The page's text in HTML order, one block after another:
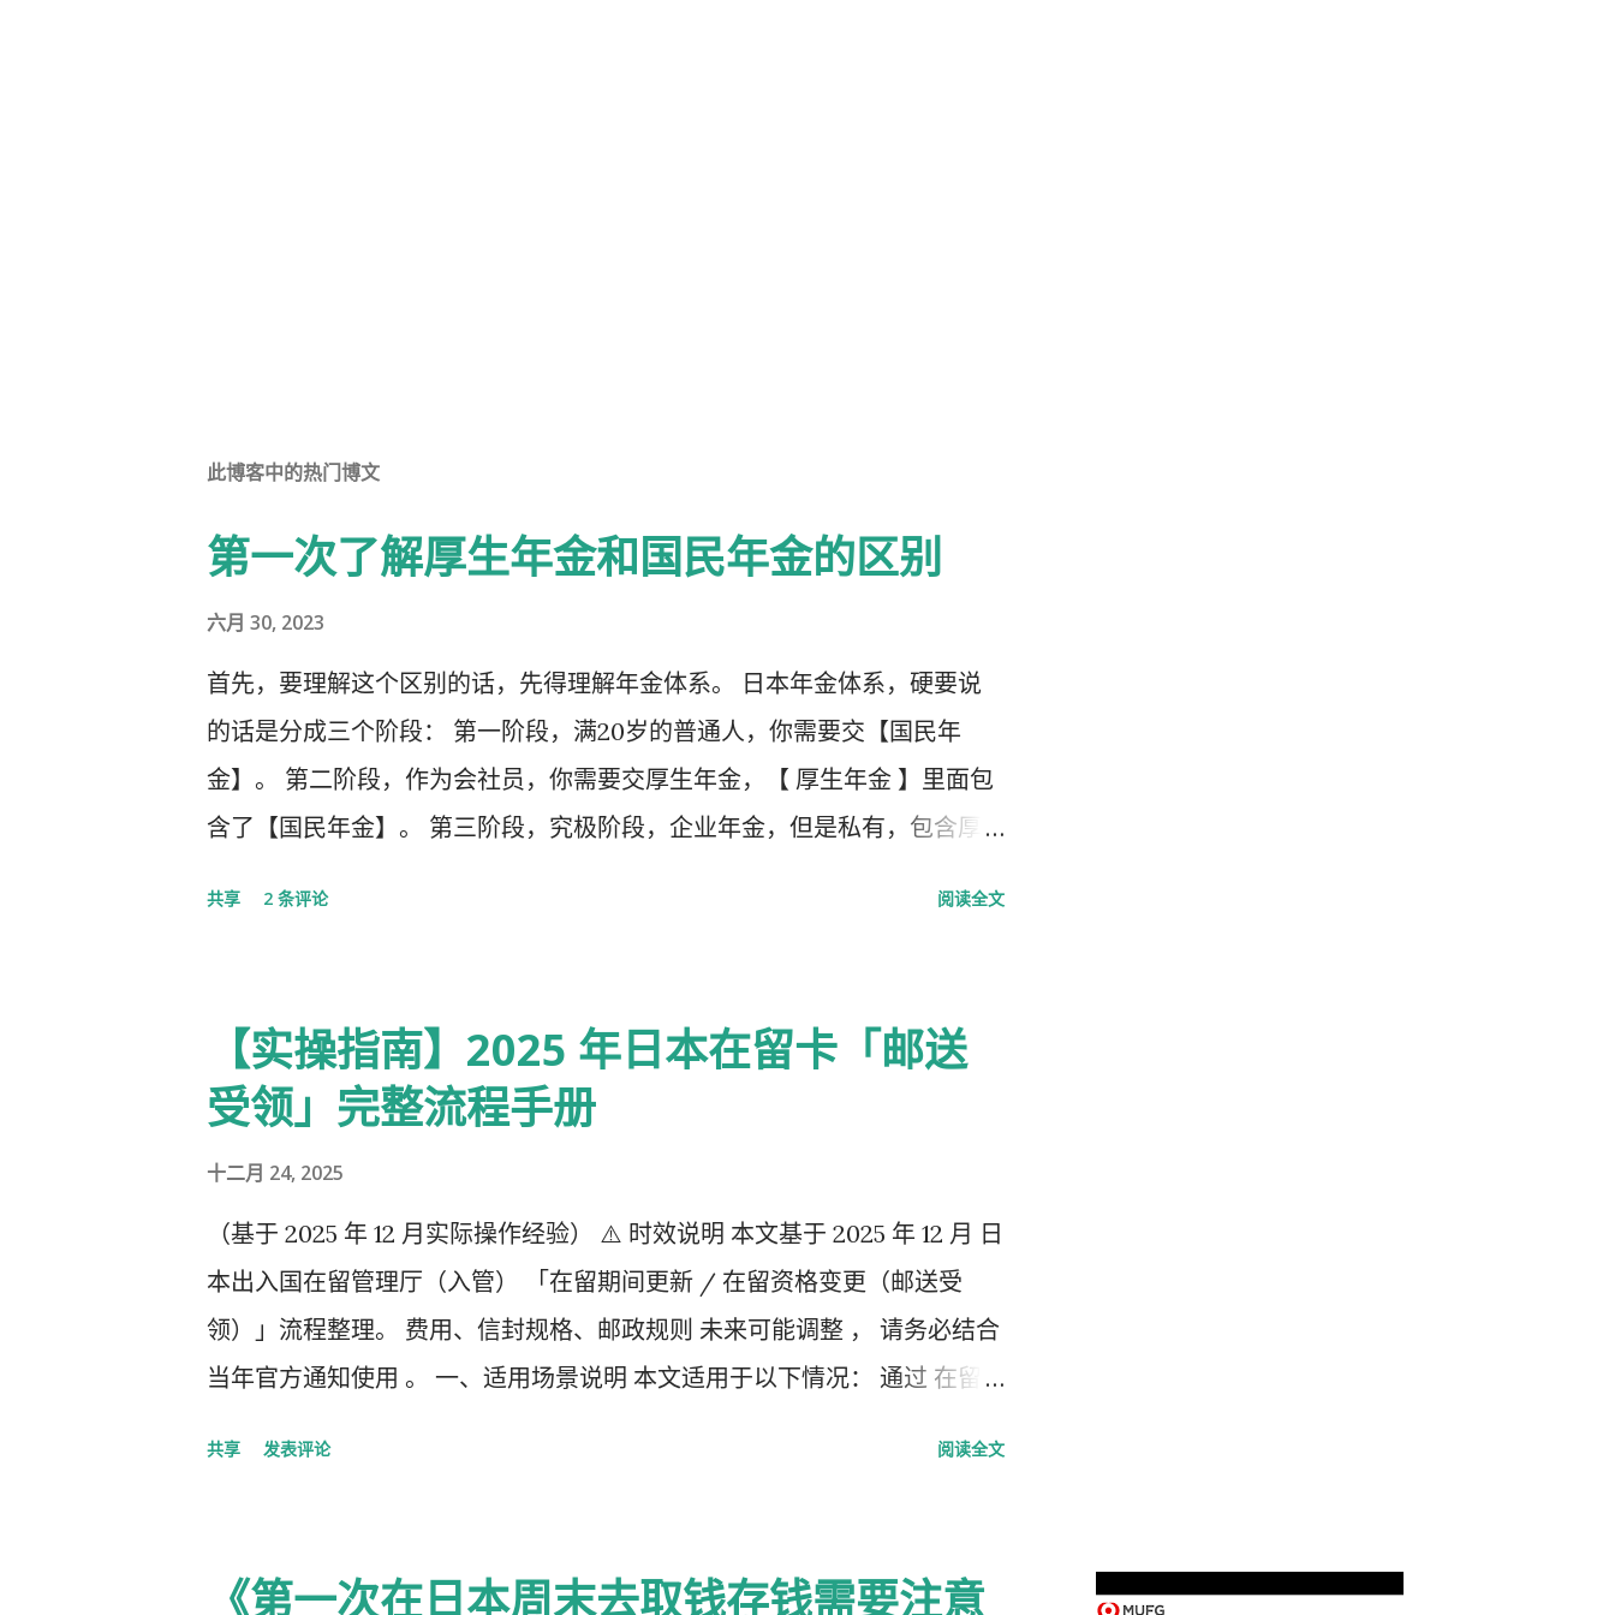
此博客中的热门博文
第一次了解厚生年金和国民年金的区别
六月 30, 2023
首先，要理解这个区别的话，先得理解年金体系。 日本年金体系，硬要说
的话是分成三个阶段： 第一阶段，满20岁的普通人，你需要交【国民年
金】。 第二阶段，作为会社员，你需要交厚生年金，【 厚生年金 】里面包
含了【国民年金】。 第三阶段，究极阶段，企业年金，但是私有，包含厚
60岁未满。
共享 2 条评论 阅读全文
【实操指南】2025 年日本在留卡「邮送
受领」完整流程手册
十二月 24, 2025
（基于 2025 年 12 月实际操作经验） ⚠️ 时效说明 本文基于 2025 年 12 月 日
本出入国在留管理厅（入管） 「在留期间更新 / 在留资格变更（邮送受
领）」流程整理。 费用、信封规格、邮政规则 未来可能调整 ， 请务必结合
当年官方通知使用 。 一、适用场景说明 本文适用于以下情况： 通过 在留
司/负责人”的步骤） ① 准备并填写【手数料纳付书】 下载 PDF（不是费用
共享 发表评论 阅读全文
《第一次在日本周末去取钱存钱需要注意